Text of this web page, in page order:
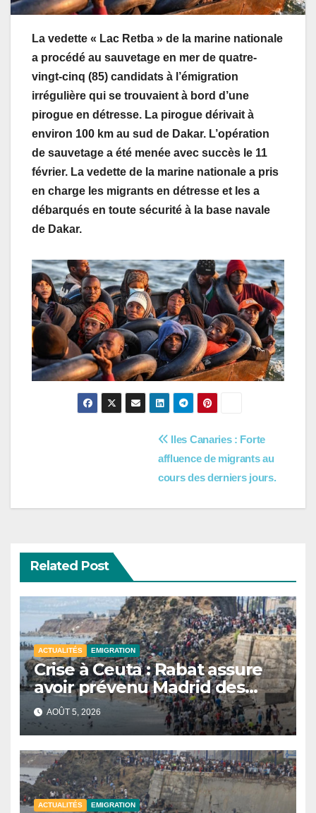
La vedette « Lac Retba » de la marine nationale
a procédé au sauvetage en mer de quatre-
vingt-cinq (85) candidats à l’émigration
irrégulière qui se trouvaient à bord d’une
pirogue en détresse. La pirogue dérivait à
environ 100 km au sud de Dakar. L’opération
de sauvetage a été menée avec succès le 11
février. La vedette de la marine nationale a pris
en charge les migrants en détresse et les a
débarqués en toute sécurité à la base navale
de Dakar.
l’article
Iles Canaries : Forte
affluence de migrants au
cours des derniers jours.
Related Post
ACTUALITÉS EMIGRATION
Crise à Ceuta : Rabat assure
avoir prévenu Madrid des
risques migratoires.
AOÛT 5, 2026
ACTUALITÉS EMIGRATION